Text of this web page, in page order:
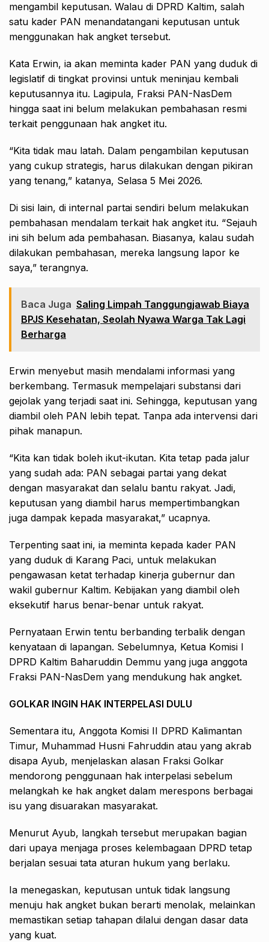
mengambil keputusan. Walau di DPRD Kaltim, salah
satu kader PAN menandatangani keputusan untuk
menggunakan hak angket tersebut.
Kata Erwin, ia akan meminta kader PAN yang duduk di
legislatif di tingkat provinsi untuk meninjau kembali
keputusannya itu. Lagipula, Fraksi PAN-NasDem
hingga saat ini belum melakukan pembahasan resmi
terkait penggunaan hak angket itu.
“Kita tidak mau latah. Dalam pengambilan keputusan
yang cukup strategis, harus dilakukan dengan pikiran
yang tenang,” katanya, Selasa 5 Mei 2026.
Di sisi lain, di internal partai sendiri belum melakukan
pembahasan mendalam terkait hak angket itu. “Sejauh
ini sih belum ada pembahasan. Biasanya, kalau sudah
dilakukan pembahasan, mereka langsung lapor ke
saya,” terangnya.
Baca Juga Saling Limpah Tanggungjawab Biaya
BPJS Kesehatan, Seolah Nyawa Warga Tak Lagi
Berharga
Erwin menyebut masih mendalami informasi yang
berkembang. Termasuk mempelajari substansi dari
gejolak yang terjadi saat ini. Sehingga, keputusan yang
diambil oleh PAN lebih tepat. Tanpa ada intervensi dari
pihak manapun.
“Kita kan tidak boleh ikut-ikutan. Kita tetap pada jalur
yang sudah ada: PAN sebagai partai yang dekat
dengan masyarakat dan selalu bantu rakyat. Jadi,
keputusan yang diambil harus mempertimbangkan
juga dampak kepada masyarakat,” ucapnya.
Terpenting saat ini, ia meminta kepada kader PAN
yang duduk di Karang Paci, untuk melakukan
pengawasan ketat terhadap kinerja gubernur dan
wakil gubernur Kaltim. Kebijakan yang diambil oleh
eksekutif harus benar-benar untuk rakyat.
Pernyataan Erwin tentu berbanding terbalik dengan
kenyataan di lapangan. Sebelumnya, Ketua Komisi I
DPRD Kaltim Baharuddin Demmu yang juga anggota
Fraksi PAN-NasDem yang mendukung hak angket.
GOLKAR INGIN HAK INTERPELASI DULU
Sementara itu, Anggota Komisi II DPRD Kalimantan
Timur, Muhammad Husni Fahruddin atau yang akrab
disapa Ayub, menjelaskan alasan Fraksi Golkar
mendorong penggunaan hak interpelasi sebelum
melangkah ke hak angket dalam merespons berbagai
isu yang disuarakan masyarakat.
Menurut Ayub, langkah tersebut merupakan bagian
dari upaya menjaga proses kelembagaan DPRD tetap
berjalan sesuai tata aturan hukum yang berlaku.
Ia menegaskan, keputusan untuk tidak langsung
menuju hak angket bukan berarti menolak, melainkan
memastikan setiap tahapan dilalui dengan dasar data
yang kuat.